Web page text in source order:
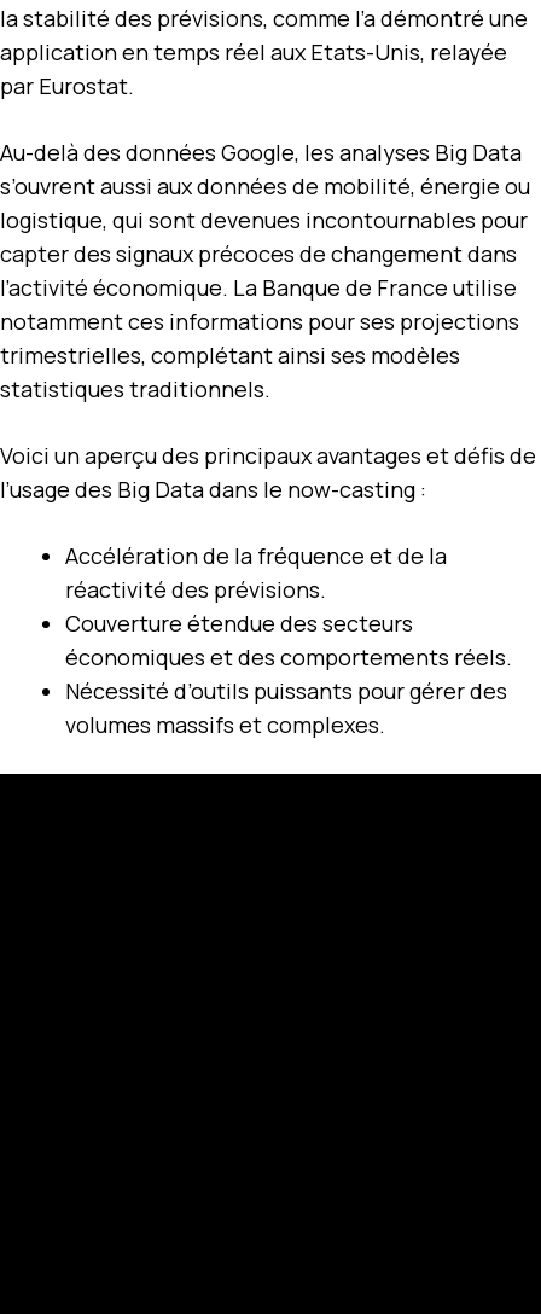
la stabilité des prévisions, comme l’a démontré une
application en temps réel aux Etats-Unis, relayée
par Eurostat.
Au-delà des données Google, les analyses Big Data
s’ouvrent aussi aux données de mobilité, énergie ou
logistique, qui sont devenues incontournables pour
capter des signaux précoces de changement dans
l’activité économique. La Banque de France utilise
notamment ces informations pour ses projections
trimestrielles, complétant ainsi ses modèles
statistiques traditionnels.
Voici un aperçu des principaux avantages et défis de
l’usage des Big Data dans le now-casting :
Accélération de la fréquence et de la
réactivité des prévisions.
Couverture étendue des secteurs
économiques et des comportements réels.
Nécessité d’outils puissants pour gérer des
volumes massifs et complexes.